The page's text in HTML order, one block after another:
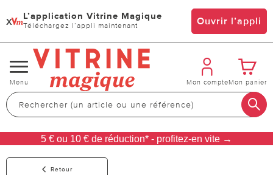
x L’application Vitrine Magique
Téléchargez l’appli maintenant Ouvrir l’appli
Changer
de
navigation
Menu Mon compteMon panier
5 € ou 10 € de réduction* - profitez-en vite →
Retour